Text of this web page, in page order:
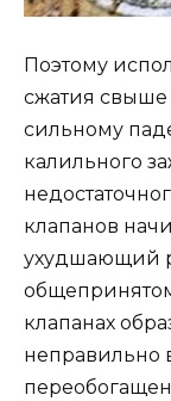
Поэтому
сжатия свыше
сильному
калильного
клапанов
ухудшающий
клапанах
неправильно